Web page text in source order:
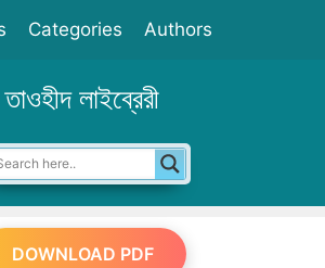
Categories Authors
তাওহীদ লাইব্রেরী
DOWNLOAD PDF